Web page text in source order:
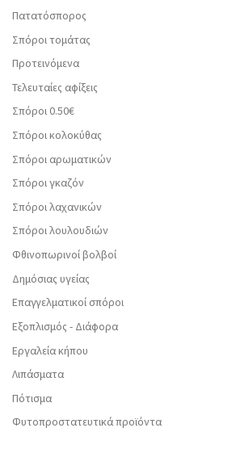
Πατατόσπορος
Σπόροι τομάτας
Προτεινόμενα
Τελευταίες αφίξεις
Σπόροι 0.50€
Σπόροι κολοκύθας
Σπόροι αρωματικών
Σπόροι γκαζόν
Σπόροι λαχανικών
Σπόροι λουλουδιών
Φθινοπωρινοί βολβοί
Δημόσιας υγείας
Επαγγελματικοί σπόροι
Εξοπλισμός - Διάφορα
Εργαλεία κήπου
Λιπάσματα
Πότισμα
Φυτοπροστατευτικά προϊόντα